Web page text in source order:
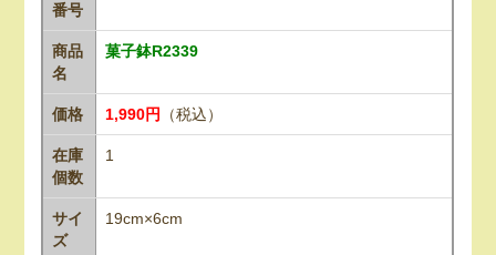
番号
商品
名
菓子鉢R2339
価格 1,990円 （税込）
在庫
個数
1
サイ
ズ
19cm×6cm